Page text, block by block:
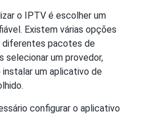
o IPTV é escolher um
Existem várias opções
diferentes pacotes de
selecionar um provedor,
um aplicativo de
configurar o aplicativo